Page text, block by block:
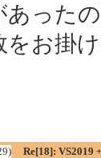
あった
をお掛
Re[18]: VS2019